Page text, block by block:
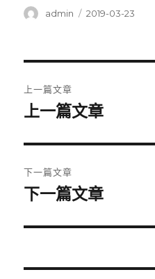
作
admin
發
2019-03-23
章
覽
上一篇文章
上
篇
文
章:
上一篇文章
下一篇文章
下
篇
章:
下一篇文章